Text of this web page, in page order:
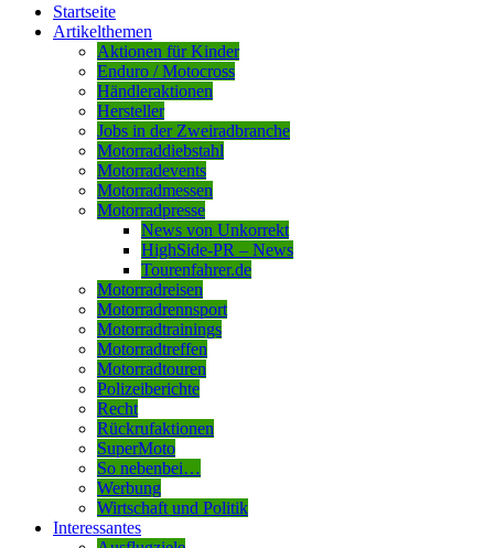
Startseite
Artikelthemen
Aktionen für Kinder
Enduro / Motocross
Händleraktionen
Hersteller
Jobs in der Zweiradbranche
Motorraddiebstahl
Motorradevents
Motorradmessen
Motorradpresse
News von Unkorrekt
HighSide-PR – News
Tourenfahrer.de
Motorradreisen
Motorradrennsport
Motorradtrainings
Motorradtreffen
Motorradtouren
Polizeiberichte
Recht
Rückrufaktionen
SuperMoto
So nebenbei…
Werbung
Wirtschaft und Politik
Interessantes